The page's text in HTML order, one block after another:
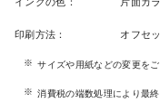
印刷方法： オフセ
サイズや用紙などの変更を
消費税の端数処理により最